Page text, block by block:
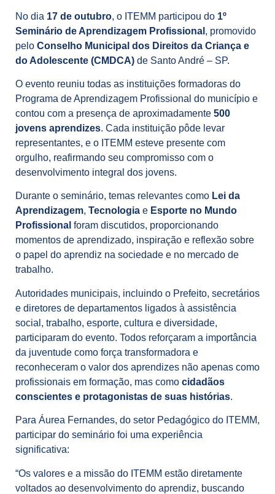
No dia 17 de outubro, o ITEMM participou do 1º
Seminário de Aprendizagem Profissional , promovido
pelo Conselho Municipal dos Direitos da Criança e
do Adolescente (CMDCA) de Santo André – SP.
O evento reuniu todas as instituições formadoras do
Programa de Aprendizagem Profissional do município e
contou com a presença de aproximadamente 500
jovens aprendizes. Cada instituição pôde levar
representantes, e o ITEMM esteve presente com
orgulho, reafirmando seu compromisso com o
desenvolvimento integral dos jovens.
Durante o seminário, temas relevantes como Lei da
Aprendizagem, Tecnologia e Esporte no Mundo
Profissional foram discutidos, proporcionando
momentos de aprendizado, inspiração e reflexão sobre
o papel do aprendiz na sociedade e no mercado de
trabalho.
Autoridades municipais, incluindo o Prefeito, secretários
e diretores de departamentos ligados à assistência
social, trabalho, esporte, cultura e diversidade,
participaram do evento. Todos reforçaram a importância
da juventude como força transformadora e
reconheceram o valor dos aprendizes não apenas como
profissionais em formação, mas como cidadãos
conscientes e protagonistas de suas histórias.
Para Áurea Fernandes, do setor Pedagógico do ITEMM,
participar do seminário foi uma experiência
significativa:
“Os valores e a missão do ITEMM estão diretamente
voltados ao desenvolvimento do aprendiz, buscando